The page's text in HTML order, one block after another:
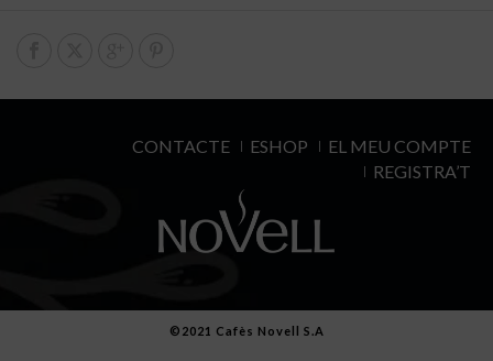
CONTACTE ESHOP
EL MEU COMPTE
REGISTRA’T
©2021 Cafès Novell S.A